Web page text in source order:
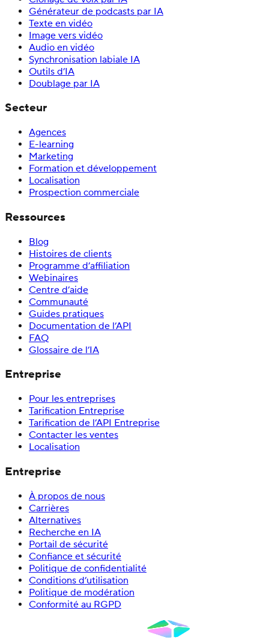
Générateur de podcasts par IA
Texte en vidéo
Image vers vidéo
Audio en vidéo
Synchronisation labiale IA
Outils d’IA
Doublage par IA
Secteur
Agences
E-learning
Marketing
Formation et développement
Localisation
Prospection commerciale
Ressources
Blog
Histoires de clients
Programme d’affiliation
Webinaires
Centre d’aide
Communauté
Guides pratiques
Documentation de l’API
FAQ
Glossaire de l’IA
Entreprise
Pour les entreprises
Tarification Entreprise
Tarification de l’API Entreprise
Contacter les ventes
Localisation
Entreprise
À propos de nous
Carrières
Alternatives
Recherche en IA
Portail de sécurité
Confiance et sécurité
Politique de confidentialité
Conditions d’utilisation
Politique de modération
Conformité au RGPD